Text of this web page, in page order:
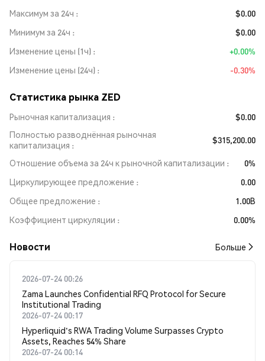
Максимум за 24ч
$0.00
Минимум за 24ч
$0.00
Изменение цены (1ч)
+0.00%
Изменение цены (24ч)
-0.30%
Статистика рынка ZED
Рыночная капитализация
$0.00
Полностью разводнённая рыночная
капитализация
$315,200.00
Отношение объема за 24ч к рыночной капитализации
0%
Циркулирующее предложение
0.00
Общее предложение
1.00B
Коэффициент циркуляции
0.00%
Новости Больше
2026-07-24 00:26
Zama Launches Confidential RFQ Protocol for Secure
Institutional Trading
2026-07-24 00:17
Hyperliquid's RWA Trading Volume Surpasses Crypto
Assets, Reaches 54% Share
2026-07-24 00:14